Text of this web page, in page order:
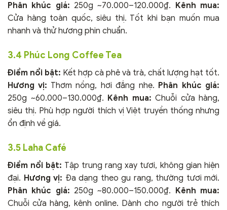
Phân khúc giá: 250g ~70.000–120.000₫. Kênh mua:
Cửa hàng toàn quốc, siêu thị. Tốt khi bạn muốn mua
nhanh và thử hương phin chuẩn.
3.4 Phúc Long Coffee Tea
Điểm nổi bật: Kết hợp cà phê và trà, chất lượng hạt tốt.
Hương vị: Thơm nồng, hơi đắng nhẹ. Phân khúc giá:
250g ~60.000–130.000₫. Kênh mua: Chuỗi cửa hàng,
siêu thị. Phù hợp người thích vị Việt truyền thống nhưng
ổn định về giá.
3.5 Laha Café
Điểm nổi bật: Tập trung rang xay tươi, không gian hiện
đại. Hương vị: Đa dạng theo gu rang, thường tươi mới.
Phân khúc giá: 250g ~80.000–150.000₫. Kênh mua:
Chuỗi cửa hàng, kênh online. Dành cho người trẻ thích